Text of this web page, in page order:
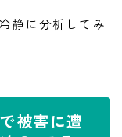
静に分析してみ
被害に遭